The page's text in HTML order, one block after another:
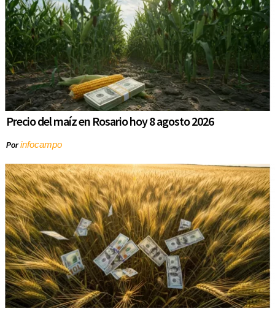
Precio del maíz en Rosario hoy 8 agosto 2026
Porinfocampo